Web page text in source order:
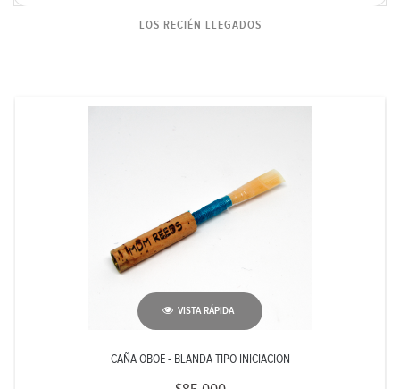
LOS RECIÉN LLEGADOS
VISTA RÁPIDA
CAÑA OBOE - BLANDA TIPO INICIACION